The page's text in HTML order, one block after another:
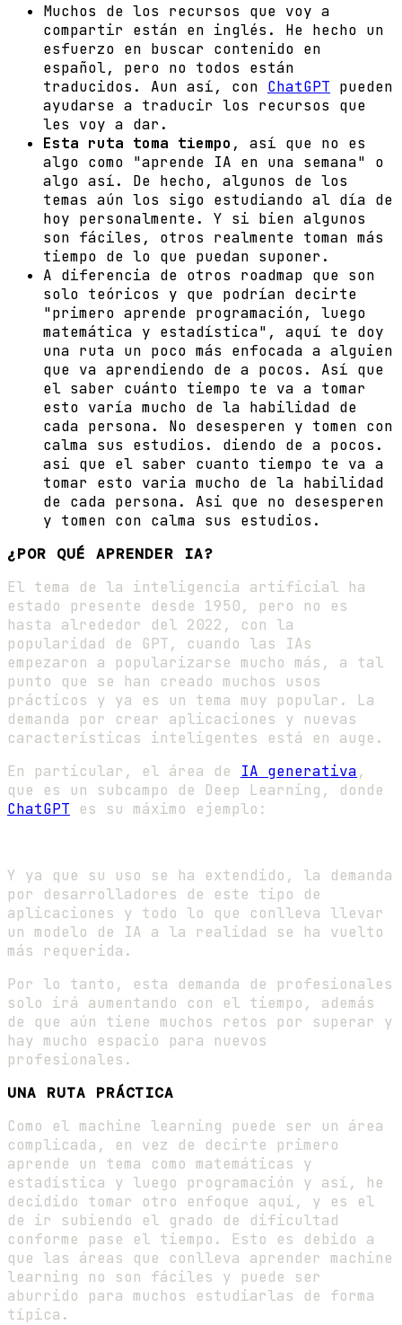
Muchos de los recursos que voy a
compartir están en inglés. He hecho un
esfuerzo en buscar contenido en
español, pero no todos están
traducidos. Aun así, con ChatGPT pueden
ayudarse a traducir los recursos que
les voy a dar.
Esta ruta toma tiempo , así que no es
algo como "aprende IA en una semana" o
algo así. De hecho, algunos de los
temas aún los sigo estudiando al día de
hoy personalmente. Y si bien algunos
son fáciles, otros realmente toman más
tiempo de lo que puedan suponer.
A diferencia de otros roadmap que son
solo teóricos y que podrían decirte
"primero aprende programación, luego
matemática y estadística", aquí te doy
una ruta un poco más enfocada a alguien
que va aprendiendo de a pocos. Así que
el saber cuánto tiempo te va a tomar
esto varía mucho de la habilidad de
cada persona. No desesperen y tomen con
calma sus estudios. diendo de a pocos.
asi que el saber cuanto tiempo te va a
tomar esto varia mucho de la habilidad
de cada persona. Asi que no desesperen
y tomen con calma sus estudios.
¿POR QUÉ APRENDER IA?
El tema de la inteligencia artificial ha
estado presente desde 1950, pero no es
hasta alrededor del 2022, con la
popularidad de GPT, cuando las IAs
empezaron a popularizarse mucho más, a tal
punto que se han creado muchos usos
prácticos y ya es un tema muy popular. La
demanda por crear aplicaciones y nuevas
características inteligentes está en auge.
En particular, el área de IA generativa,
que es un subcampo de Deep Learning, donde
ChatGPT es su máximo ejemplo:
Y ya que su uso se ha extendido, la demanda
por desarrolladores de este tipo de
aplicaciones y todo lo que conlleva llevar
un modelo de IA a la realidad se ha vuelto
más requerida.
Por lo tanto, esta demanda de profesionales
solo irá aumentando con el tiempo, además
de que aún tiene muchos retos por superar y
hay mucho espacio para nuevos
profesionales.
UNA RUTA PRÁCTICA
Como el machine learning puede ser un área
complicada, en vez de decirte primero
aprende un tema como matemáticas y
estadística y luego programación y así, he
decidido tomar otro enfoque aquí, y es el
de ir subiendo el grado de dificultad
conforme pase el tiempo. Esto es debido a
que las áreas que conlleva aprender machine
learning no son fáciles y puede ser
aburrido para muchos estudiarlas de forma
típica.